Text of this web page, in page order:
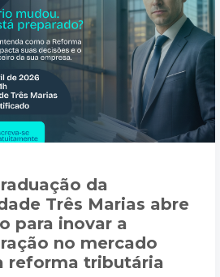
da
Três Marias abre
para inovar a
no mercado
reforma tributária